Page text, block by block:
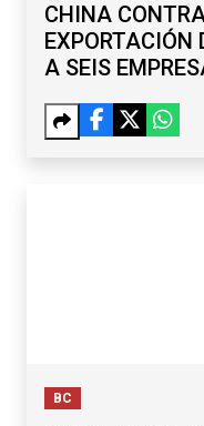
CHINA
EXPORTACIÓN
A SEIS
BC